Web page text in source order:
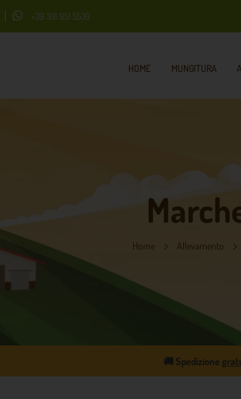
+39 331 951 5539
HOME MUNGITURA
Home Allevamento
🚚 Spedizione